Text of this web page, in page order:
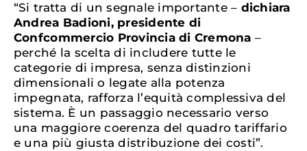
“Si tratta di un segnale importante – dichiara
Andrea Badioni, presidente di
Confcommercio Provincia di Cremona –
perché la scelta di includere tutte le
categorie di impresa, senza distinzioni
dimensionali o legate alla potenza
impegnata, rafforza l’equità complessiva del
sistema. È un passaggio necessario verso
una maggiore coerenza del quadro tariffario
e una più giusta distribuzione dei costi”.